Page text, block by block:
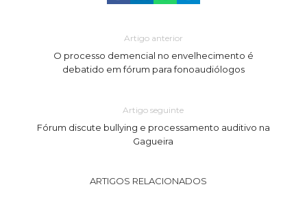
Artigo anterior
O processo demencial no envelhecimento é
debatido em fórum para fonoaudiólogos
Artigo seguinte
Fórum discute bullying e processamento auditivo na
Gagueira
ARTIGOS RELACIONADOS